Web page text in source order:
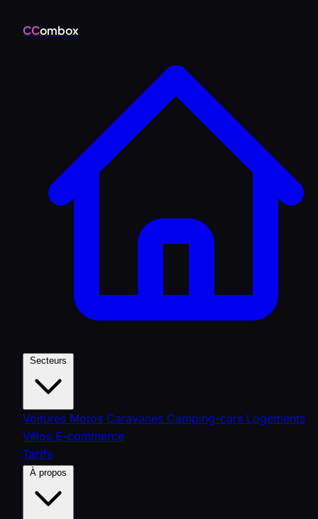
CCombox
Voitures Motos Caravanes Camping-cars Logements
Vélos E-commerce
Tarifs